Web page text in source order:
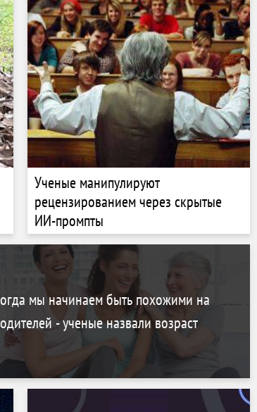
Ученые манипулируют
рецензированием через скрытые
ИИ-промпты
мы начинаем быть похожими на
- ученые назвали возраст